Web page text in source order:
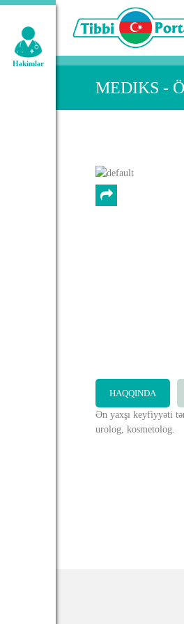
Geniş axtarış:
Həkimlər
MEDIKS -
HAQQINDA
Ən yaxşı keyfiyyəti
urolog, kosmetolog.